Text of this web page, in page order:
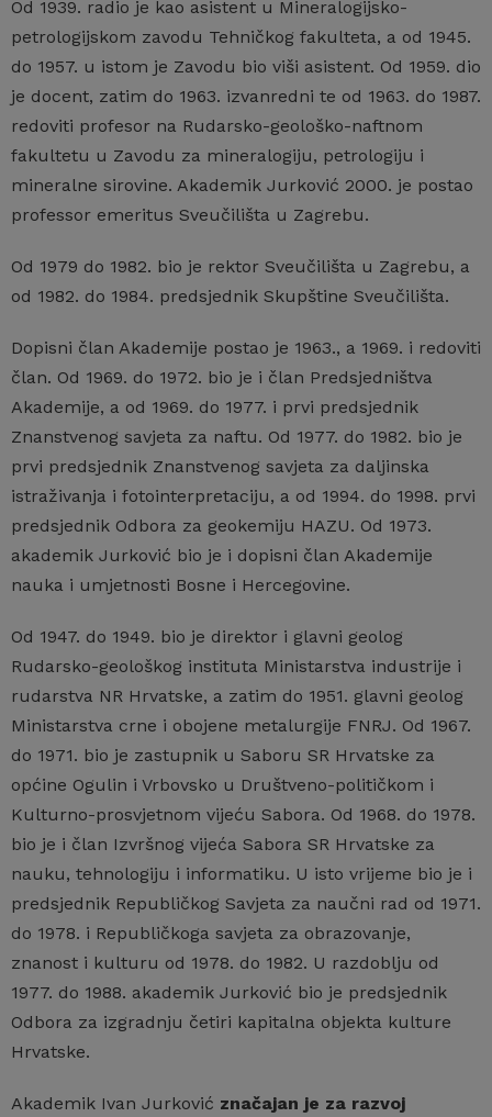
Od 1939. radio je kao asistent u Mineralogijsko-
petrologijskom zavodu Tehničkog fakulteta, a od 1945.
do 1957. u istom je Zavodu bio viši asistent. Od 1959. dio
je docent, zatim do 1963. izvanredni te od 1963. do 1987.
redoviti profesor na Rudarsko-geološko-naftnom
fakultetu u Zavodu za mineralogiju, petrologiju i
mineralne sirovine. Akademik Jurković 2000. je postao
professor emeritus Sveučilišta u Zagrebu.
Od 1979 do 1982. bio je rektor Sveučilišta u Zagrebu, a
od 1982. do 1984. predsjednik Skupštine Sveučilišta.
Dopisni član Akademije postao je 1963., a 1969. i redoviti
član. Od 1969. do 1972. bio je i član Predsjedništva
Akademije, a od 1969. do 1977. i prvi predsjednik
Znanstvenog savjeta za naftu. Od 1977. do 1982. bio je
prvi predsjednik Znanstvenog savjeta za daljinska
istraživanja i fotointerpretaciju, a od 1994. do 1998. prvi
predsjednik Odbora za geokemiju HAZU. Od 1973.
akademik Jurković bio je i dopisni član Akademije
nauka i umjetnosti Bosne i Hercegovine.
Od 1947. do 1949. bio je direktor i glavni geolog
Rudarsko-geološkog instituta Ministarstva industrije i
rudarstva NR Hrvatske, a zatim do 1951. glavni geolog
Ministarstva crne i obojene metalurgije FNRJ. Od 1967.
do 1971. bio je zastupnik u Saboru SR Hrvatske za
općine Ogulin i Vrbovsko u Društveno-političkom i
Kulturno-prosvjetnom vijeću Sabora. Od 1968. do 1978.
bio je i član Izvršnog vijeća Sabora SR Hrvatske za
nauku, tehnologiju i informatiku. U isto vrijeme bio je i
predsjednik Republičkog Savjeta za naučni rad od 1971.
do 1978. i Republičkoga savjeta za obrazovanje,
znanost i kulturu od 1978. do 1982. U razdoblju od
1977. do 1988. akademik Jurković bio je predsjednik
Odbora za izgradnju četiri kapitalna objekta kulture
Hrvatske.
Akademik Ivan Jurković značajan je za razvoj